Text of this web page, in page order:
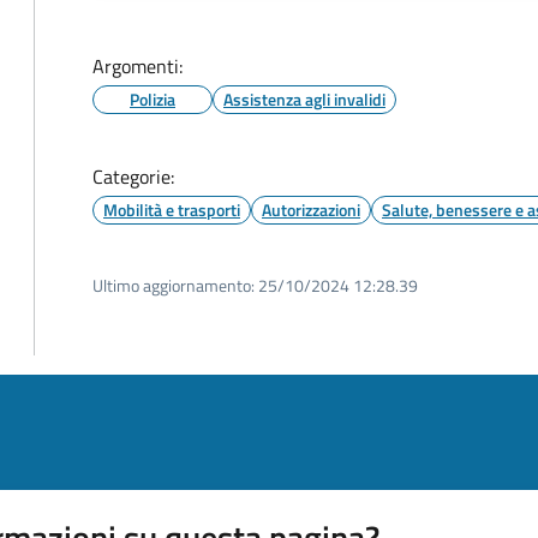
Argomenti:
Polizia Assistenza agli invalidi
Categorie:
Mobilità e trasporti Autorizzazioni Salute, benessere e
Ultimo aggiornamento: 25/10/2024 12:28.39